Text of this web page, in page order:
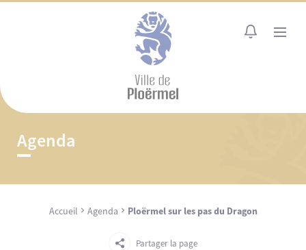
Agenda
Accueil Agenda Ploërmel sur les pas du Dragon
Partager la page